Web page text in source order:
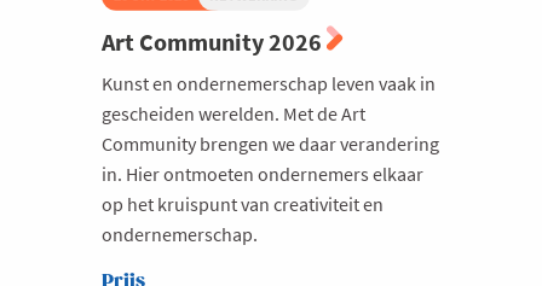
Art Community 2026
Kunst en ondernemerschap leven vaak in
gescheiden werelden. Met de Art
Community brengen we daar verandering
in. Hier ontmoeten ondernemers elkaar
op het kruispunt van creativiteit en
ondernemerschap.
Prijs